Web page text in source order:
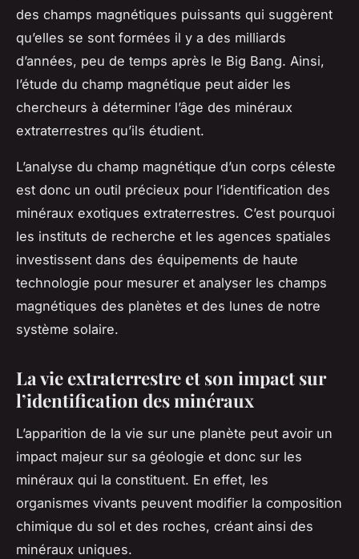
des champs magnétiques puissants qui suggèrent
qu’elles se sont formées il y a des milliards
d’années, peu de temps après le Big Bang. Ainsi,
l’étude du champ magnétique peut aider les
chercheurs à déterminer l’âge des minéraux
extraterrestres qu’ils étudient.
L’analyse du champ magnétique d’un corps céleste
est donc un outil précieux pour l’identification des
minéraux exotiques extraterrestres. C’est pourquoi
les instituts de recherche et les agences spatiales
investissent dans des équipements de haute
technologie pour mesurer et analyser les champs
magnétiques des planètes et des lunes de notre
système solaire.
La vie extraterrestre et son impact sur
l’identification des minéraux
L’apparition de la vie sur une planète peut avoir un
impact majeur sur sa géologie et donc sur les
minéraux qui la constituent. En effet, les
organismes vivants peuvent modifier la composition
chimique du sol et des roches, créant ainsi des
minéraux uniques.